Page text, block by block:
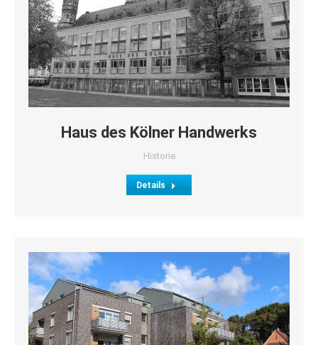
Haus des Kölner Handwerks
Historie
Details